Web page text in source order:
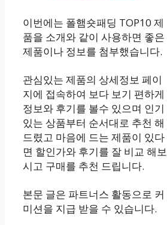
이번에는 폴햄숏패딩 TOP10 제
품을 소개와 같이 사용하면 좋은
제품이나 정보를 첨부했습니다.
관심있는 제품의 상세정보 페이
지에 접속하여 보다 보기 편하게
정보와 후기를 볼수 있으며 인기
있는 상품부터 순서대로 추천 해
드렸고 마음에 드는 제품이 있다
면 할인가와 후기를 잘 비교 해보
시고 구매를 추천 드립니다.
본문 글은 파트너스 활동으로 커
미션을 지급 받을 수 있습니다.